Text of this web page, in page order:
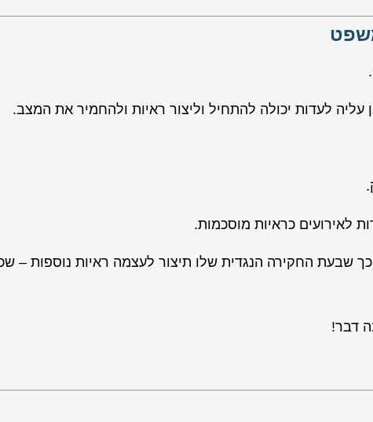
לעדות יכולה להתחיל וליצור ראיות ולהחמיר את המצב.
לאירועים כראיות מוסכמות.
שבעת החקירה הנגדית שלו תיצור לעצמה ראיות נוספות –
דבר!